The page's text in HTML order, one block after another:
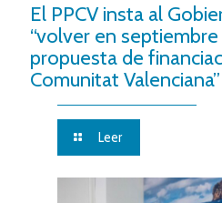
El PPCV insta al
“volver en
propuesta de
Comunitat Valenciana”
Leer